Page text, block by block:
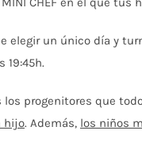
elegir un único día y
19:45h.
los progenitores que
hijo. Además, los niños